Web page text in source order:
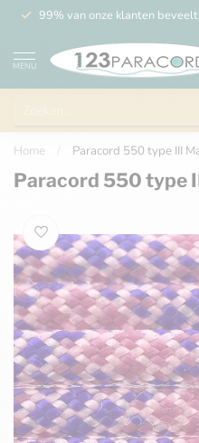
99% van onze klanten
MENU
Home Paracord 550 type III
Paracord 550 type